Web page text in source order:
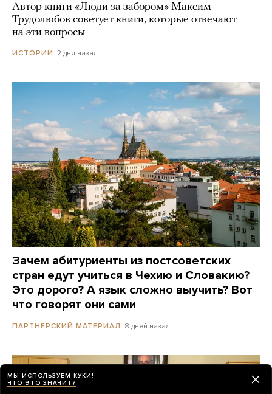
Автор книги «Люди за забором» Максим
Трудолюбов советует книги, которые отвечают
на эти вопросы
ИСТОРИИ 2 дня назад
Зачем абитуриенты из постсоветских
стран едут учиться в Чехию и Словакию?
Это дорого? А язык сложно выучить? Вот
что говорят они сами
ПАРТНЕРСКИЙ МАТЕРИАЛ 8 дней назад
МЫ ИСПОЛЬЗУЕМ КУКИ!
ЧТО ЭТО ЗНАЧИТ?